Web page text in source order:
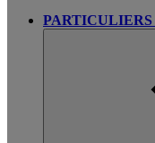
PARTICULIERS